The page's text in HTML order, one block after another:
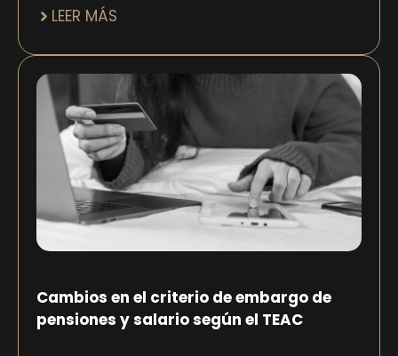
LEER MÁS
Cambios en el criterio de embargo de
pensiones y salario según el TEAC